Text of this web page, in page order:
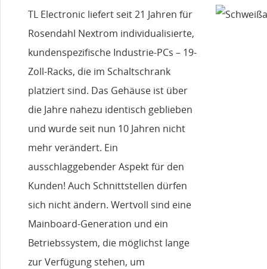
TL Electronic liefert seit 21 Jahren für
Rosendahl Nextrom individualisierte,
kundenspezifische Industrie-PCs – 19-
Zoll-Racks, die im Schaltschrank
platziert sind. Das Gehäuse ist über
die Jahre nahezu identisch geblieben
und wurde seit nun 10 Jahren nicht
mehr verändert. Ein
ausschlaggebender Aspekt für den
Kunden! Auch Schnittstellen dürfen
sich nicht ändern. Wertvoll sind eine
Mainboard-Generation und ein
Betriebssystem, die möglichst lange
zur Verfügung stehen, um